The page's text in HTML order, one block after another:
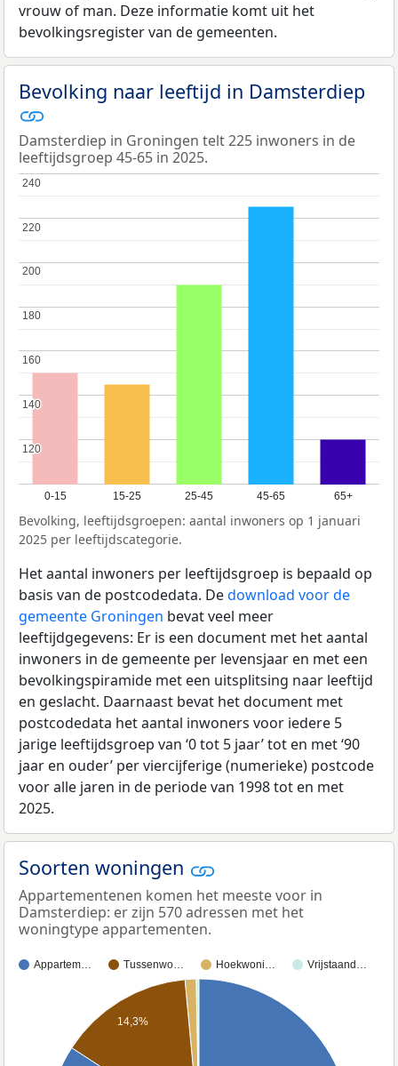
vrouw of man. Deze informatie komt uit het
bevolkingsregister van de gemeenten.
Bevolking naar leeftijd in Damsterdiep
Damsterdiep in Groningen telt 225 inwoners in de
leeftijdsgroep 45-65 in 2025.
0-15 15-25 25-45 45-65 65+
120
120
140
140
160
160
180
180
200
200
220
220
240
240
Bevolking, leeftijdsgroepen: aantal inwoners op 1 januari
2025 per leeftijdscategorie.
Het aantal inwoners per leeftijdsgroep is bepaald op
basis van de postcodedata. Dedownload voor de
gemeente Groningen bevat veel meer
leeftijdgegevens: Er is een document met het aantal
inwoners in de gemeente per levensjaar en met een
bevolkingspiramide met een uitsplitsing naar leeftijd
en geslacht. Daarnaast bevat het document met
postcodedata het aantal inwoners voor iedere 5
jarige leeftijdsgroep van ‘0 tot 5 jaar’ tot en met ‘90
jaar en ouder’ per viercijferige (numerieke) postcode
voor alle jaren in de periode van 1998 tot en met
2025.
Soorten woningen
Appartementenen komen het meeste voor in
Damsterdiep: er zijn 570 adressen met het
woningtype appartementen.
Appartem… Tussenwo… Hoekwoni… Vrijstaand…
14,3%